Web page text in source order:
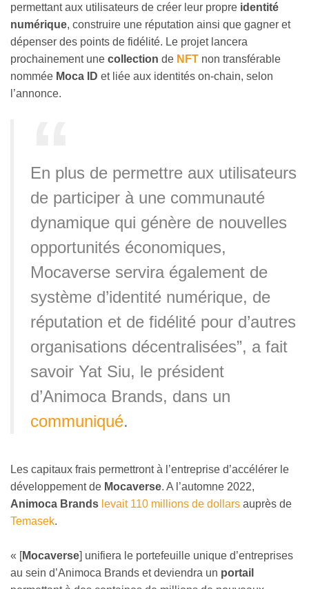
permettant aux utilisateurs de créer leur propre identité
numérique, construire une réputation ainsi que gagner et
dépenser des points de fidélité. Le projet lancera
prochainement une collection de NFT non transférable
nommée Moca ID et liée aux identités on-chain, selon
l’annonce.
En plus de permettre aux utilisateurs
de participer à une communauté
dynamique qui génère de nouvelles
opportunités économiques,
Mocaverse servira également de
système d’identité numérique, de
réputation et de fidélité pour d’autres
organisations décentralisées”, a fait
savoir Yat Siu, le président
d’Animoca Brands, dans un
communiqué.
Les capitaux frais permettront à l’entreprise d’accélérer le
développement de Mocaverse. A l’automne 2022,
Animoca Brands levait 110 millions de dollars auprès de
Temasek.
« [Mocaverse] unifiera le portefeuille unique d’entreprises
au sein d’Animoca Brands et deviendra un portail